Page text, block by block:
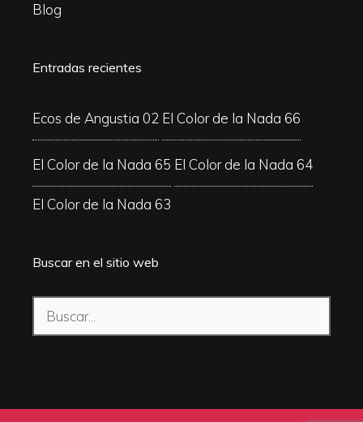
Blog
Entradas recientes
Ecos de Angustia 02 El Color de la Nada 66
El Color de la Nada 65 El Color de la Nada 64
El Color de la Nada 63
Buscar en el sitio web
Buscar: